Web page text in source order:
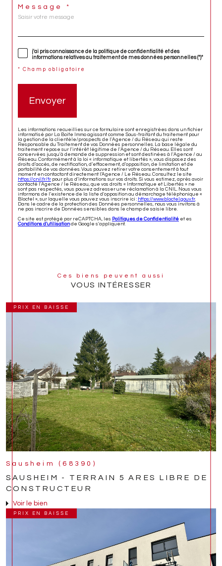
Message *
j'ai pris connaissance de la politique de confidentialité et des
informations relatives au traitement de mes données personnelles (*)*
* Champ obligatoire
Envoyer
Les informations recueillies sur ce formulaire sont enregistrées dans un fichier
informatisé par La Boite Immo agissant comme Sous-traitant du traitement pour
la gestion de la clientèle/prospects de l'Agence / du Réseau qui reste
Responsable du Traitement de vos Données personnelles. La base légale du
traitement repose sur l'intérêt légitime de l'Agence / du Réseau. Elles sont
conservées jusqu'à demande de suppression et sont destinées à l'Agence / au
Réseau. Conformément à la loi « informatique et libertés », vous disposez des
droits d’accès, de rectification, d’effacement, d’opposition, de limitation et de
portabilité de vos données. Vous pouvez retirer votre consentement à tout
moment en contactant directement l’Agence / Le Réseau. Consultez le site
https://cnil.fr/fr pour plus d’informations sur vos droits. Si vous estimez, après avoir
contacté l'Agence / le Réseau, que vos droits « Informatique et Libertés » ne
sont pas respectés, vous pouvez adresser une réclamation à la CNIL. Nous vous
informons de l’existence de la liste d'opposition au démarchage téléphonique «
Bloctel », sur laquelle vous pouvez vous inscrire ici : https://www.bloctel.gouv.fr.
Dans le cadre de la protection des Données personnelles, nous vous invitons à
ne pas inscrire de Données sensibles dans le champ de saisie libre.
Ce site est protégé par reCAPTCHA, les Politiques de Confidentialité et es
Conditions d'utilisationde Google s'appliquent.
Ces biens peuvent aussi
VOUS INTÉRESSER
PRIX EN BAISSE
Sausheim (68390)
SAUSHEIM - TERRAIN 5 ARES LIBRE DE
CONSTRUCTEUR
Voir le bien
PRIX EN BAISSE